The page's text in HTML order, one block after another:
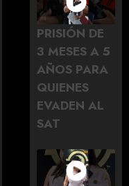
PRISIÓN DE
3 MESES A 5
AÑOS PARA
QUIENES
EVADEN AL
SAT